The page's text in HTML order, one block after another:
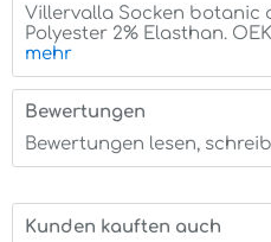
Villervalla Socken botanic
Polyester 2% Elasthan.
mehr
Bewertungen
Bewertungen lesen,
Kunden kauften auch